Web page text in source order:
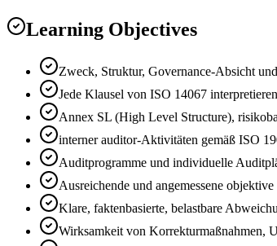
Learning Objectives
Zweck, Struktur, Governance-Absicht
Jede Klausel von ISO 14067
Annex SL (High Level Structure),
interner auditor-Aktivitäten gemäß ISO
Auditprogramme und individuelle
Ausreichende und angemessene
Klare, faktenbasierte, belastbare
Wirksamkeit von Korrekturmaßnahmen,